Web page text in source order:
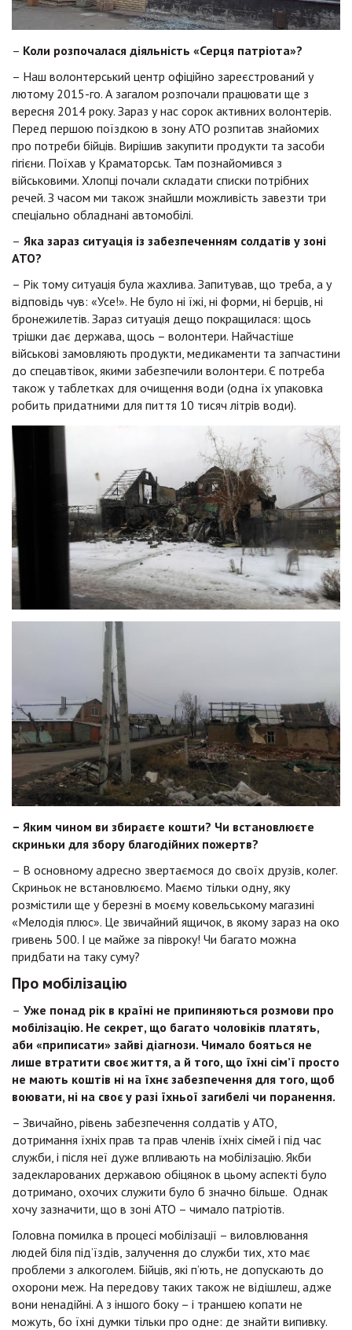
– Коли розпочалася діяльність «Серця патріота»?
– Наш волонтерський центр офіційно зареєстрований у
лютому 2015-го. А загалом розпочали працювати ще з
вересня 2014 року. Зараз у нас сорок активних волонтерів.
Перед першою поїздкою в зону АТО розпитав знайомих
про потреби бійців. Вирішив закупити продукти та засоби
гігієни. Поїхав у Краматорськ. Там познайомився з
військовими. Хлопці почали складати списки потрібних
речей. З часом ми також знайшли можливість завезти три
спеціально обладнані автомобілі.
– Яка зараз ситуація із забезпеченням солдатів у зоні
АТО?
– Рік тому ситуація була жахлива. Запитував, що треба, а у
відповідь чув: «Усе!». Не було ні їжі, ні форми, ні берців, ні
бронежилетів. Зараз ситуація дещо покращилася: щось
трішки дає держава, щось – волонтери. Найчастіше
військові замовляють продукти, медикаменти та запчастини
до спецавтівок, якими забезпечили волонтери. Є потреба
також у таблетках для очищення води (одна їх упаковка
робить придатними для пиття 10 тисяч літрів води).
– Яким чином ви збираєте кошти? Чи встановлюєте
скриньки для збору благодійних пожертв?
– В основному адресно звертаємося до своїх друзів, колег.
Скриньок не встановлюємо. Маємо тільки одну, яку
розмістили ще у березні в моєму ковельському магазині
«Мелодія плюс». Це звичайний ящичок, в якому зараз на око
гривень 500. І це майже за півроку! Чи багато можна
придбати на таку суму?
Про мобілізацію
– Уже понад рік в країні не припиняються розмови про
мобілізацію. Не секрет, що багато чоловіків платять,
аби «приписати» зайві діагнози. Чимало бояться не
лише втратити своє життя, а й того, що їхні сім’ї просто
не мають коштів ні на їхнє забезпечення для того, щоб
воювати, ні на своє у разі їхньої загибелі чи поранення.
– Звичайно, рівень забезпечення солдатів у АТО,
дотримання їхніх прав та прав членів їхніх сімей і під час
служби, і після неї дуже впливають на мобілізацію. Якби
задекларованих державою обіцянок в цьому аспекті було
дотримано, охочих служити було б значно більше. Однак
хочу зазначити, що в зоні АТО – чимало патріотів.
Головна помилка в процесі мобілізації – виловлювання
людей біля під’їздів, залучення до служби тих, хто має
проблеми з алкоголем. Бійців, які п’ють, не допускають до
охорони меж. На передову таких також не відішлеш, адже
вони ненадійні. А з іншого боку – і траншею копати не
можуть, бо їхні думки тільки про одне: де знайти випивку.